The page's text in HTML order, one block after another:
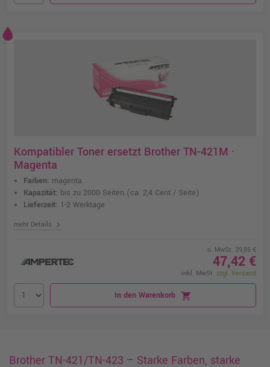
Kompatibler Toner ersetzt Brother TN-421M ·
Magenta
Farben: magenta
Kapazität: bis zu 2000 Seiten (ca. 2,4 Cent / Seite)
Lieferzeit: 1-2 Werktage
mehr Details chevron_right
o. MwSt. 39,85 €
47,42 €
inkl. MwSt. zzgl. Versand
In den Warenkorb shopping_cart
Brother TN-421/TN-423 – Starke Farben, starke